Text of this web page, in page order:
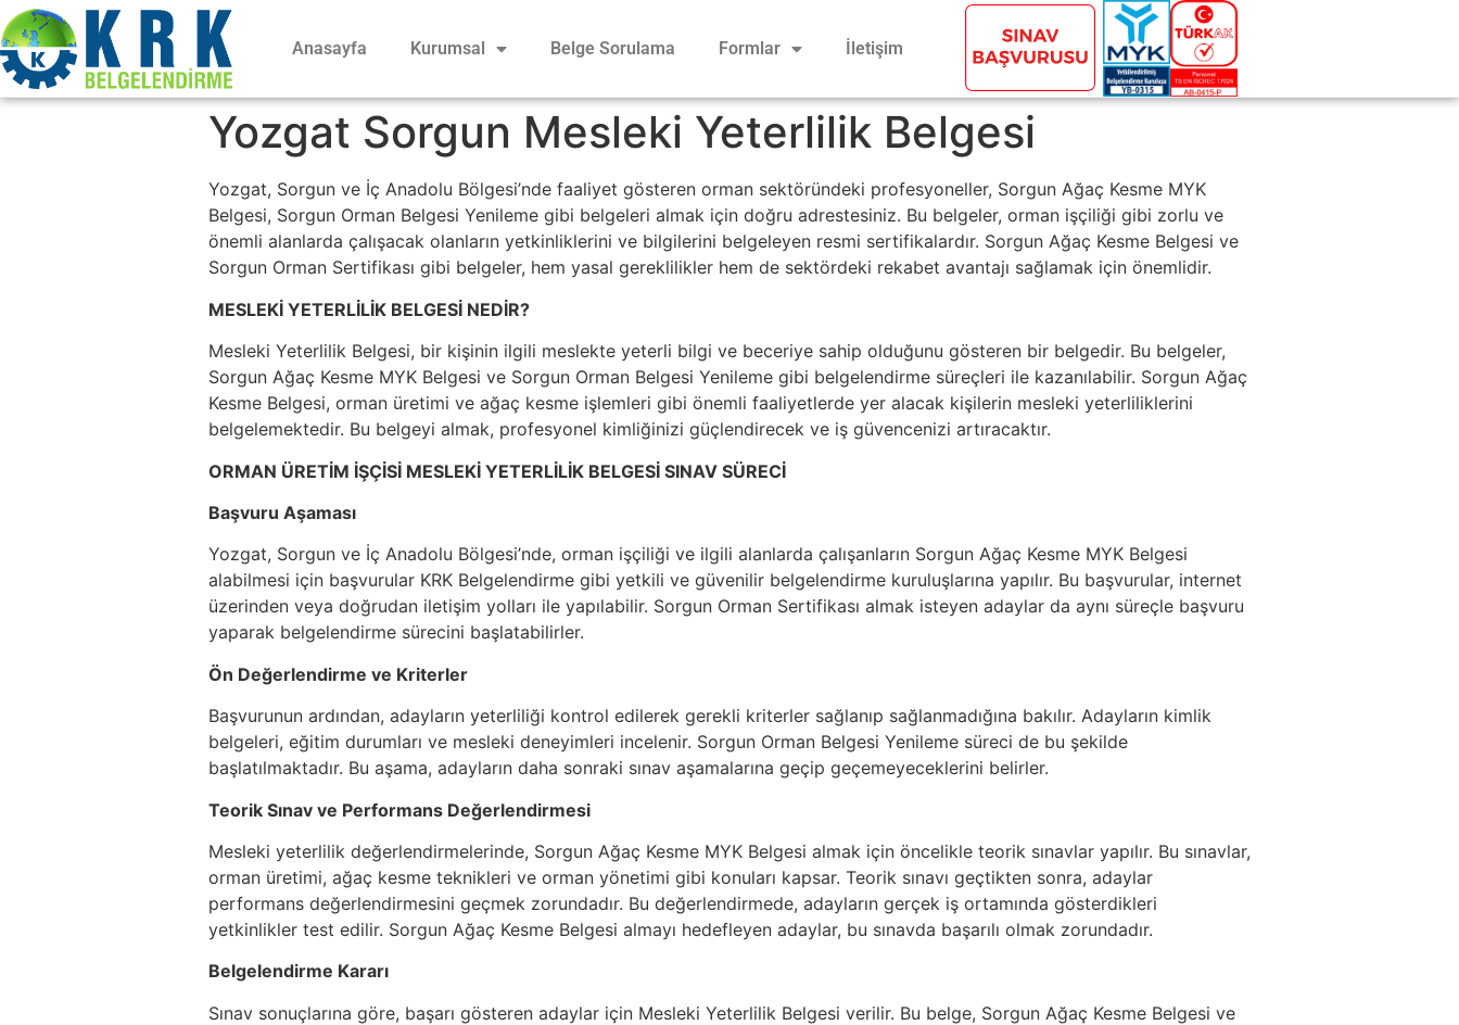
Anasayfa Kurumsal Belge Sorulama Formlar İletişim
Yozgat Sorgun Mesleki Yeterlilik Belgesi
Yozgat, Sorgun ve İç Anadolu Bölgesi’nde faaliyet gösteren orman sektöründeki profesyoneller, Sorgun Ağaç Kesme MYK
Belgesi, Sorgun Orman Belgesi Yenileme gibi belgeleri almak için doğru adrestesiniz. Bu belgeler, orman işçiliği gibi zorlu ve
önemli alanlarda çalışacak olanların yetkinliklerini ve bilgilerini belgeleyen resmi sertifikalardır. Sorgun Ağaç Kesme Belgesi ve
Sorgun Orman Sertifikası gibi belgeler, hem yasal gereklilikler hem de sektördeki rekabet avantajı sağlamak için önemlidir.
MESLEKİ YETERLİLİK BELGESİ NEDİR?
Mesleki Yeterlilik Belgesi, bir kişinin ilgili meslekte yeterli bilgi ve beceriye sahip olduğunu gösteren bir belgedir. Bu belgeler,
Sorgun Ağaç Kesme MYK Belgesi ve Sorgun Orman Belgesi Yenileme gibi belgelendirme süreçleri ile kazanılabilir. Sorgun Ağaç
Kesme Belgesi, orman üretimi ve ağaç kesme işlemleri gibi önemli faaliyetlerde yer alacak kişilerin mesleki yeterliliklerini
belgelemektedir. Bu belgeyi almak, profesyonel kimliğinizi güçlendirecek ve iş güvencenizi artıracaktır.
ORMAN ÜRETİM İŞÇİSİ MESLEKİ YETERLİLİK BELGESİ SINAV SÜRECİ
Başvuru Aşaması
Yozgat, Sorgun ve İç Anadolu Bölgesi’nde, orman işçiliği ve ilgili alanlarda çalışanların Sorgun Ağaç Kesme MYK Belgesi
alabilmesi için başvurular KRK Belgelendirme gibi yetkili ve güvenilir belgelendirme kuruluşlarına yapılır. Bu başvurular, internet
üzerinden veya doğrudan iletişim yolları ile yapılabilir. Sorgun Orman Sertifikası almak isteyen adaylar da aynı süreçle başvuru
yaparak belgelendirme sürecini başlatabilirler.
Ön Değerlendirme ve Kriterler
Başvurunun ardından, adayların yeterliliği kontrol edilerek gerekli kriterler sağlanıp sağlanmadığına bakılır. Adayların kimlik
belgeleri, eğitim durumları ve mesleki deneyimleri incelenir. Sorgun Orman Belgesi Yenileme süreci de bu şekilde
başlatılmaktadır. Bu aşama, adayların daha sonraki sınav aşamalarına geçip geçemeyeceklerini belirler.
Teorik Sınav ve Performans Değerlendirmesi
Mesleki yeterlilik değerlendirmelerinde, Sorgun Ağaç Kesme MYK Belgesi almak için öncelikle teorik sınavlar yapılır. Bu sınavlar,
orman üretimi, ağaç kesme teknikleri ve orman yönetimi gibi konuları kapsar. Teorik sınavı geçtikten sonra, adaylar
performans değerlendirmesini geçmek zorundadır. Bu değerlendirmede, adayların gerçek iş ortamında gösterdikleri
yetkinlikler test edilir. Sorgun Ağaç Kesme Belgesi almayı hedefleyen adaylar, bu sınavda başarılı olmak zorundadır.
Belgelendirme Kararı
Sınav sonuçlarına göre, başarı gösteren adaylar için Mesleki Yeterlilik Belgesi verilir. Bu belge, Sorgun Ağaç Kesme Belgesi ve